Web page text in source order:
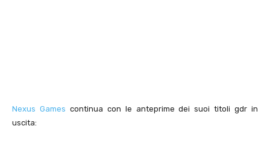
Nexus Games continua con le anteprime dei suoi titoli gdr in
uscita: